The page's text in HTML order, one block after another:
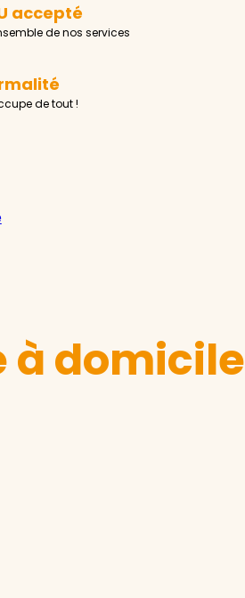
d’un parent,
sont là pour vous épauler.
accepté
de nos services
de tout !
à domicile